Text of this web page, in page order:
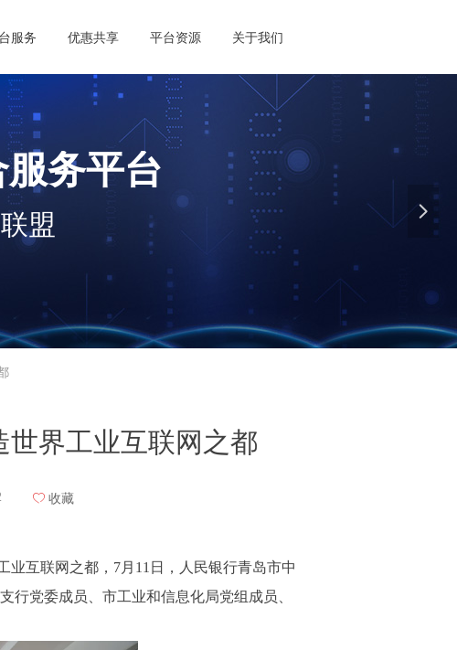
服务 优惠共享 平台资源 关于我们
务平台
盟 넲
界工业互联网之都
互联网之都，7月11日，人民银行青岛市中
行党委成员、市工业和信息化局党组成员、
ꄀ 收藏